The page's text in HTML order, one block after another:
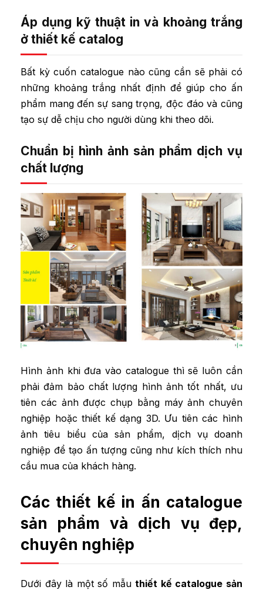
Áp dụng kỹ thuật in và khoảng trắng
ở thiết kế catalog
Bất kỳ cuốn catalogue nào cũng cần sẽ phải có
những khoảng trắng nhất định để giúp cho ấn
phẩm mang đến sự sang trọng, độc đáo và cũng
tạo sự dễ chịu cho người dùng khi theo dõi.
Chuẩn bị hình ảnh sản phẩm dịch vụ
chất lượng
Hình ảnh khi đưa vào catalogue thì sẽ luôn cần
phải đảm bảo chất lượng hình ảnh tốt nhất, ưu
tiên các ảnh được chụp bằng máy ảnh chuyên
nghiệp hoặc thiết kế dạng 3D. Ưu tiên các hình
ảnh tiêu biểu của sản phẩm, dịch vụ doanh
nghiệp để tạo ấn tượng cũng như kích thích nhu
cầu mua của khách hàng.
Các thiết kế in ấn catalogue
sản phẩm và dịch vụ đẹp,
chuyên nghiệp
Dưới đây là một số mẫuthiết kế catalogue sản